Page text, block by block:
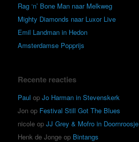
Rag ‘n’ Bone Man naar Melkweg
Mighty Diamonds naar Luxor Live
Emil Landman in Hedon
Amsterdamse Popprijs
Recente reacties
Paul op Jo Harman in Stevenskerk
Jon op Festival Still Got The Blues
nicole op JJ Grey & Mofro in Doornroosje
Henk de Jonge op Bintangs